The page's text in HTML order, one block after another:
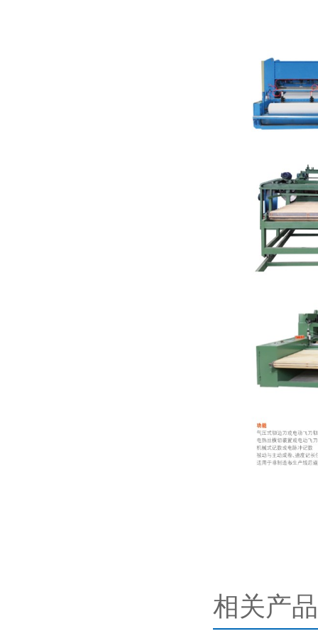
相关产